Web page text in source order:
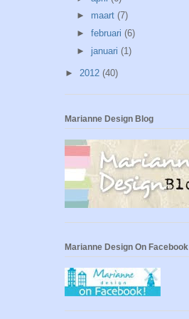
► maart (7)
► februari (6)
► januari (1)
► 2012 (40)
Marianne Design Blog
Marianne Design On Facebook